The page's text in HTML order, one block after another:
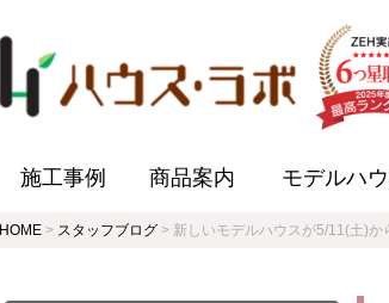
施工事例 商品案内 モデルハ
HOME > スタッフブログ > 新しいモデルハウスが5/11(土)か